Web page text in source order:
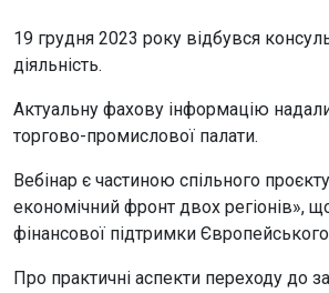
19 грудня 2023 року відбувся
діяльність.
Актуальну фахову інформацію
торгово-промислової палати.
Вебінар є частиною спільного
економічний фронт двох регіонів»,
фінансової підтримки
Про практичні аспекти переходу до